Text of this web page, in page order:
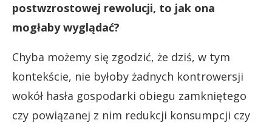
postwzrostowej rewolucji, to jak ona
mogłaby wyglądać?
Chyba możemy się zgodzić, że dziś, w tym
kontekście, nie byłoby żadnych kontrowersji
wokół hasła gospodarki obiegu zamkniętego
czy powiązanej z nim redukcji konsumpcji czy